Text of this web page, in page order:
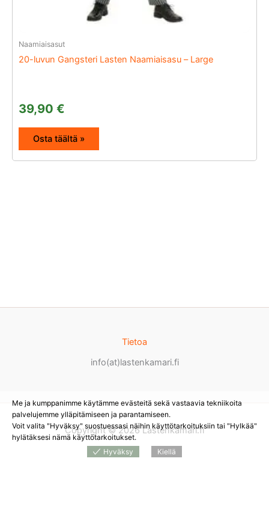
Naamiaisasut
20-luvun Gangsteri Lasten Naamiaisasu – Large
39,90 €
Osta täältä »
Tietoa
info(at)lastenkamari.fi
Copyright © 2026 Lastenkamari.fi
Me ja kumppanimme käytämme evästeitä sekä vastaavia tekniikoita
palvelujemme ylläpitämiseen ja parantamiseen.
Voit valita "Hyväksy" suostuessasi näihin käyttötarkoituksiin tai "Hylkää"
hylätäksesi nämä käyttötarkoitukset.
Hyväksy
Kiellä